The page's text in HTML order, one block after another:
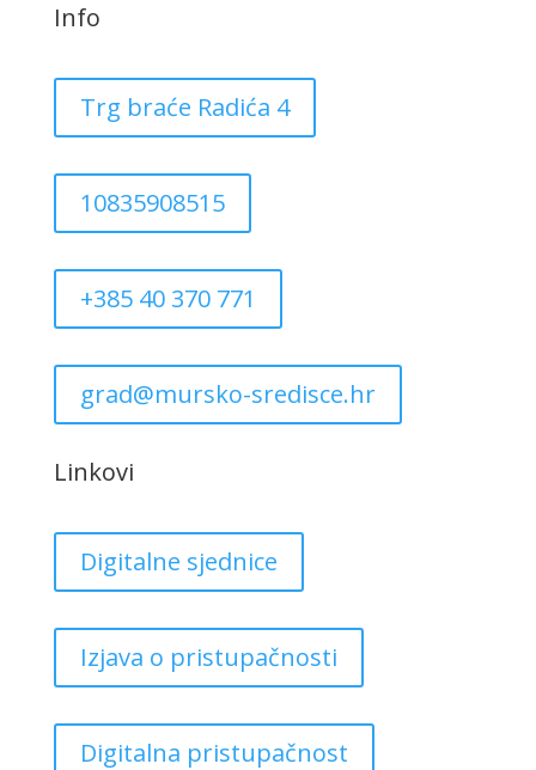
Info
Trg braće Radića 4
10835908515
+385 40 370 771
grad@mursko-sredisce.hr
Linkovi
Digitalne sjednice
Izjava o pristupačnosti
Digitalna pristupačnost